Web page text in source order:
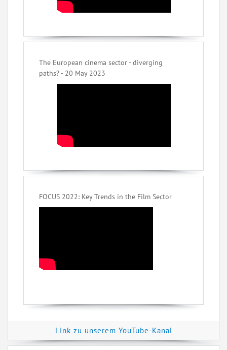
The European cinema sector - diverging
paths? - 20 May 2023
FOCUS 2022: Key Trends in the Film Sector
Link zu unserem YouTube-Kanal